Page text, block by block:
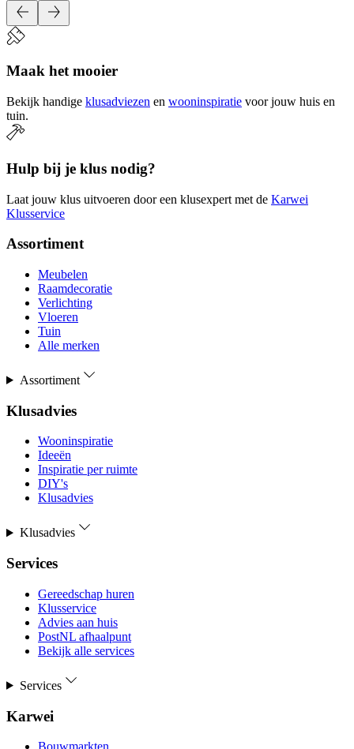
Maak het mooier
Bekijk handige klusadviezen en wooninspiratie voor jouw huis en
tuin.
Hulp bij je klus nodig?
Laat jouw klus uitvoeren door een klusexpert met de Karwei
Klusservice
Assortiment
Meubelen
Raamdecoratie
Verlichting
Vloeren
Tuin
Alle merken
Assortiment
Klusadvies
Wooninspiratie
Ideeën
Inspiratie per ruimte
DIY's
Klusadvies
Klusadvies
Services
Gereedschap huren
Klusservice
Advies aan huis
PostNL afhaalpunt
Bekijk alle services
Services
Karwei